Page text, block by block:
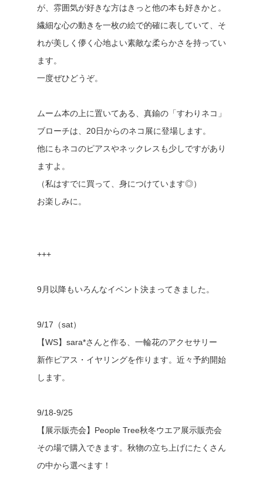
が、雰囲気が好きな方はきっと他の本も好きかと。
繊細な心の動きを一枚の絵で的確に表していて、そ
れが美しく儚く心地よい素敵な柔らかさを持ってい
ます。
一度ぜひどうぞ。
ムーム本の上に置いてある、真鍮の「すわりネコ」
ブローチは、20日からのネコ展に登場します。
他にもネコのピアスやネックレスも少しですがあり
ますよ。
（私はすでに買って、身につけています◎）
お楽しみに。
+++
9月以降もいろんなイベント決まってきました。
9/17（sat）
【WS】sara*さんと作る、一輪花のアクセサリー
新作ピアス・イヤリングを作ります。近々予約開始
します。
9/18-9/25
【展示販売会】People Tree秋冬ウエア展示販売会
その場で購入できます。秋物の立ち上げにたくさん
の中から選べます！